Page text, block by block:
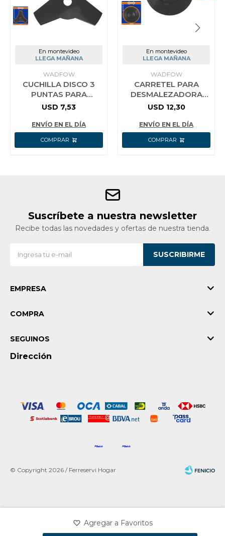
En montevideo
LLEGA MAÑANA
WADFOW
CUCHILLA DISCO 3
PUNTAS PARA
DESMALEZADORA
USD 7,53
ENVÍO EN EL DÍA
En montevideo
LLEGA MAÑANA
WADFOW
CARRETEL PARA
DESMALEZADORA
WADFOW WJC1424
USD 12,30
ENVÍO EN EL DÍA
Suscríbete a nuestra newsletter
Recibe todas las novedades y ofertas de nuestra tienda.
SUSCRIBIRME
EMPRESA
COMPRA
Dirección
SEGUINOS
© Copyright 2026 / Ferreservi Hogar